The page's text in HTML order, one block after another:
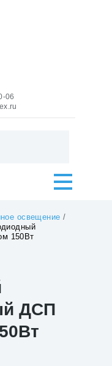
06
освещение /
150Вт
ДСП